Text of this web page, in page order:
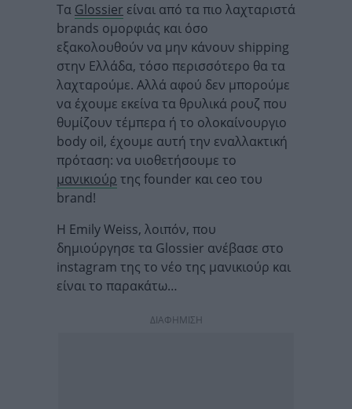
Τα Glossier είναι από τα πιο λαχταριστά
brands ομορφιάς και όσο
εξακολουθούν να μην κάνουν shipping
στην Ελλάδα, τόσο περισσότερο θα τα
λαχταρούμε. Αλλά αφού δεν μπορούμε
να έχουμε εκείνα τα θρυλικά ρουζ που
θυμίζουν τέμπερα ή το ολοκαίνουργιο
body oil, έχουμε αυτή την εναλλακτική
πρόταση: να υιοθετήσουμε το
μανικιούρ της founder και ceo του
brand!
Η Emily Weiss, λοιπόν, που
δημιούργησε τα Glossier ανέβασε στο
instagram της το νέο της μανικιούρ και
είναι το παρακάτω…
ΔΙΑΦΗΜΙΣΗ